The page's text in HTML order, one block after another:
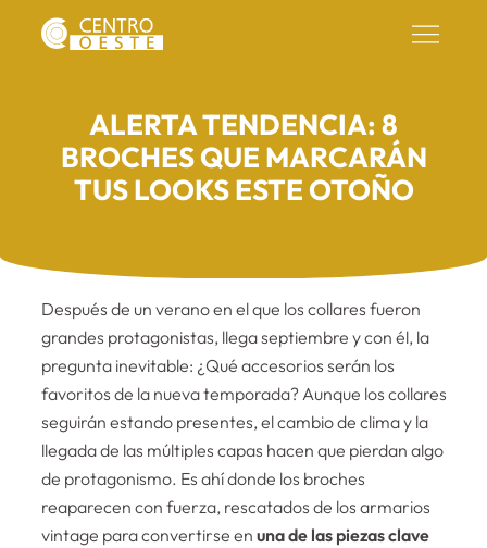
ALERTA TENDENCIA: 8
BROCHES QUE MARCARÁN
TUS LOOKS ESTE OTOÑO
Después de un verano en el que los collares fueron
grandes protagonistas, llega septiembre y con él, la
pregunta inevitable: ¿Qué accesorios serán los
favoritos de la nueva temporada? Aunque los collares
seguirán estando presentes, el cambio de clima y la
llegada de las múltiples capas hacen que pierdan algo
de protagonismo. Es ahí donde los broches
reaparecen con fuerza, rescatados de los armarios
vintage para convertirse en una de las piezas clave